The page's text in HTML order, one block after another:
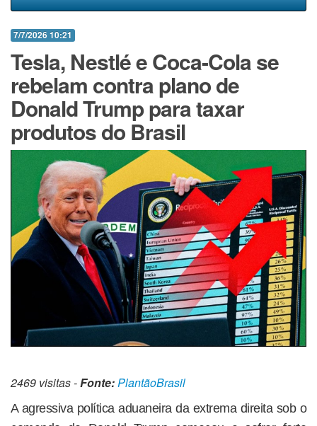
7/7/2026 10:21
Tesla, Nestlé e Coca-Cola se
rebelam contra plano de
Donald Trump para taxar
produtos do Brasil
2469 visitas -Fonte:PlantãoBrasil
A agressiva política aduaneira da extrema direita sob o